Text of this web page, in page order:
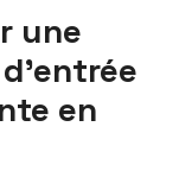
une
en